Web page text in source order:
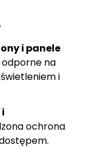
i panele
na
i
ochrona